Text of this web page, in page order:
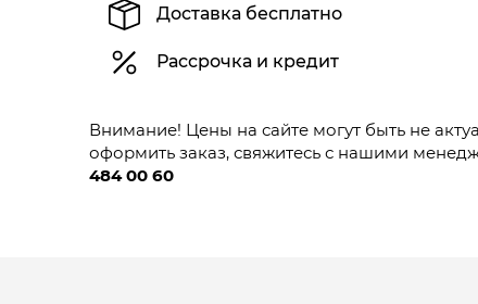
Доставка бесплатно
Рассрочка и кредит
Внимание! Цены на сайте могут быть не
оформить заказ, свяжитесь с нашими
484 00 60